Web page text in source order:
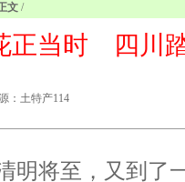
文 /
正当时 四川
：土特产114
将至，又到了